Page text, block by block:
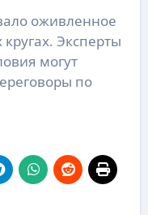
оживленное
Эксперты
могут
по